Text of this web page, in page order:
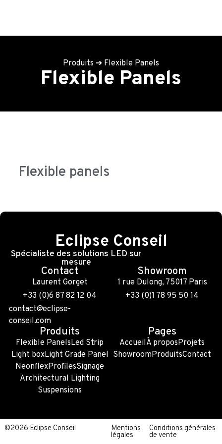
Produits ➔ Flexible Panels
Flexible Panels
Flexible panels
Eclipse Conseil
Spécialiste des solutions LED sur
mesure
Contact
Laurent Gorget
+33 (0)6 87 82 12 04
contact@eclipse-
conseil.com
Showroom
1 rue Dulong, 75017 Paris
+33 (0)1 78 95 50 14
Produits
Flexible PanelsLed Strip
Light boxLight Grade Panel
NeonflexProfilesSignage
Architectural Lighting
Suspensions
Pages
AccueilÀ proposProjets
ShowroomProduitsContact
©2026 Eclipse Conseil Mentions
légales
Conditions générales
de vente